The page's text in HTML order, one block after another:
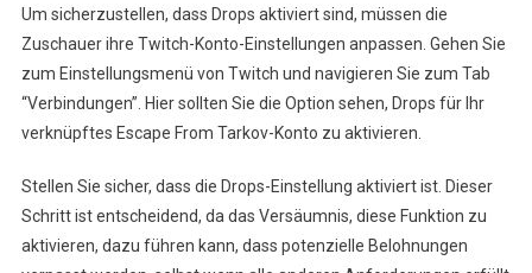
Um sicherzustellen, dass Drops aktiviert sind, müssen die
Zuschauer ihre Twitch-Konto-Einstellungen anpassen. Gehen Sie
zum Einstellungsmenü von Twitch und navigieren Sie zum Tab
“Verbindungen”. Hier sollten Sie die Option sehen, Drops für Ihr
verknüpftes Escape From Tarkov-Konto zu aktivieren.
Stellen Sie sicher, dass die Drops-Einstellung aktiviert ist. Dieser
Schritt ist entscheidend, da das Versäumnis, diese Funktion zu
aktivieren, dazu führen kann, dass potenzielle Belohnungen